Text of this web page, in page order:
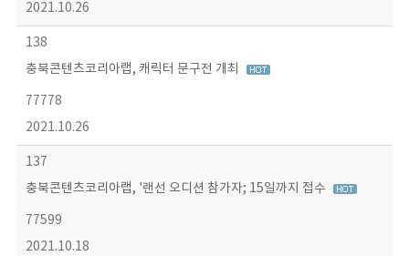
2021.10.26
138
충북콘텐츠코리아랩, 캐릭터 문구전 개최
77778
2021.10.26
137
충북콘텐츠코리아랩, '랜선 오디션 참가자; 15일까지 접수
77599
2021.10.18